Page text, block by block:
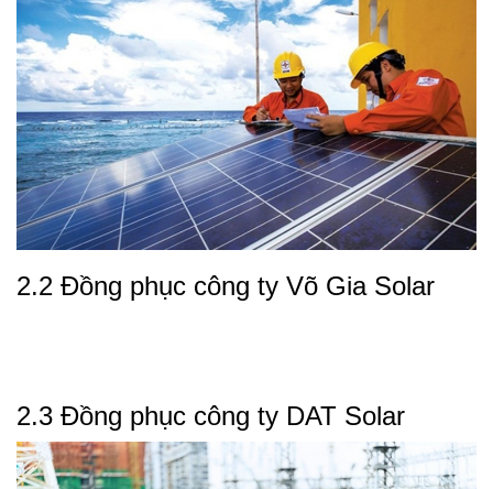
2.2 Đồng phục công ty Võ Gia Solar
2.3 Đồng phục công ty DAT Solar